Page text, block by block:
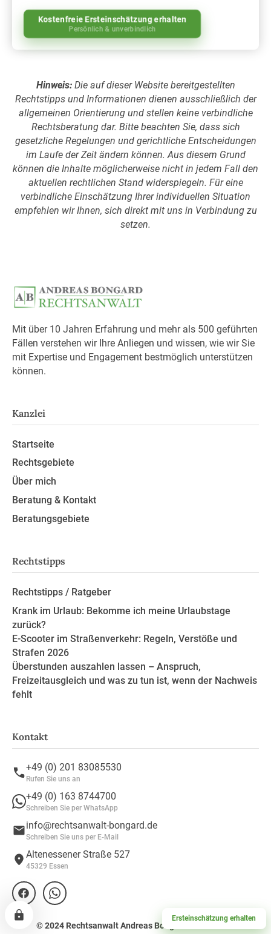
Ersteinschätzung erhalten
Kostenfreie Ersteinschätzung erhalten
Persönlich & unverbindlich
Hinweis:Die auf dieser Website bereitgestellten
Rechtstipps und Informationen dienen ausschließlich der
allgemeinen Orientierung und stellen keine verbindliche
Rechtsberatung dar. Bitte beachten Sie, dass sich
gesetzliche Regelungen und gerichtliche Entscheidungen
im Laufe der Zeit ändern können. Aus diesem Grund
können die Inhalte möglicherweise nicht in jedem Fall den
aktuellen rechtlichen Stand widerspiegeln. Für eine
verbindliche Einschätzung Ihrer individuellen Situation
empfehlen wir Ihnen, sich direkt mit uns in Verbindung zu
setzen.
Mit über 10 Jahren Erfahrung und mehr als 500 geführten
Fällen verstehen wir Ihre Anliegen und wissen, wie wir Sie
mit Expertise und Engagement bestmöglich unterstützen
können.
Kanzlei
Startseite
Rechtsgebiete
Über mich
Beratung & Kontakt
Beratungsgebiete
Rechtstipps
Rechtstipps / Ratgeber
Krank im Urlaub: Bekomme ich meine Urlaubstage
zurück?
E-Scooter im Straßenverkehr: Regeln, Verstöße und
Strafen 2026
Überstunden auszahlen lassen – Anspruch,
Freizeitausgleich und was zu tun ist, wenn der Nachweis
fehlt
Kontakt
+49 (0) 201 83085530
Rufen Sie uns an
+49 (0) 163 8744700
Schreiben Sie per WhatsApp
info@rechtsanwalt-bongard.de
Schreiben Sie uns per E-Mail
Altenessener Straße 527
45329 Essen
© 2024 Rechtsanwalt Andreas Bongard. Alle Rechte